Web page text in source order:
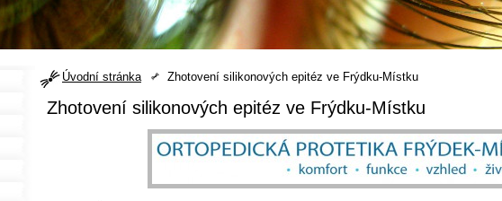
Úvodní stránka Zhotovení silikonových epitéz ve Frýdku-Místku
Zhotovení silikonových epitéz ve Frýdku-Místku